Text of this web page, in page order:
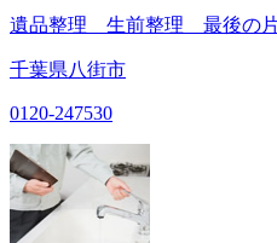
遺品整理 生前整理 最後の片
千葉県八街市
0120-247530